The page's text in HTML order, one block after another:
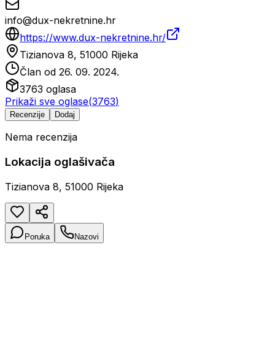
info@dux-nekretnine.hr
https://www.dux-nekretnine.hr/
Tizianova 8, 51000 Rijeka
Član od 26. 09. 2024.
3763 oglasa
Prikaži sve oglase(3763)
Recenzije Dodaj
Nema recenzija
Lokacija oglašivača
Tizianova 8, 51000 Rijeka
Poruka Nazovi